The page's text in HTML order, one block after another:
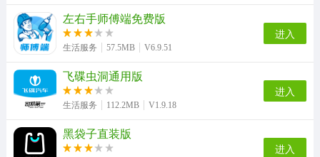
左右手师傅端免费版
生活服务 57.5MB V6.9.51
进入
飞碟虫洞通用版
生活服务 112.2MB V1.9.18
进入
黑袋子直装版
进入